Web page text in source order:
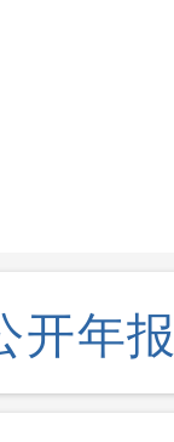
开年